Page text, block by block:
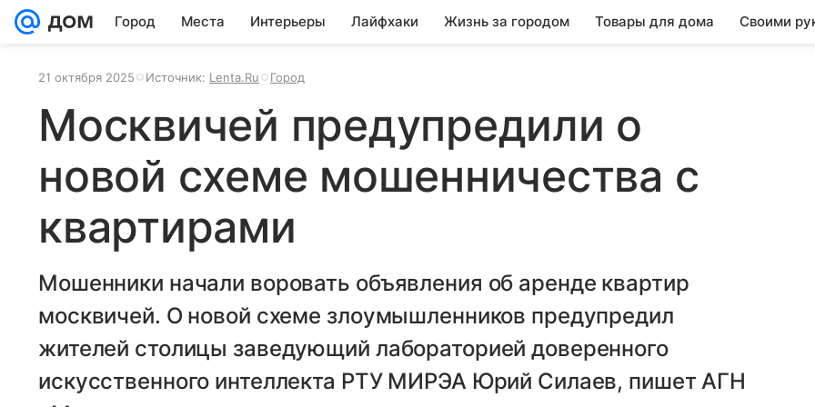
Город Места Интерьеры Лайфхаки Жизнь за городом Товары для дома Своими
21 октября 2025 Источник: Lenta.Ru Город
Москвичей предупредили о
новой схеме мошенничества с
квартирами
Мошенники начали воровать объявления об аренде квартир
москвичей. О новой схеме злоумышленников предупредил
жителей столицы заведующий лабораторией доверенного
искусственного интеллекта РТУ МИРЭА Юрий Силаев, пишет АГН